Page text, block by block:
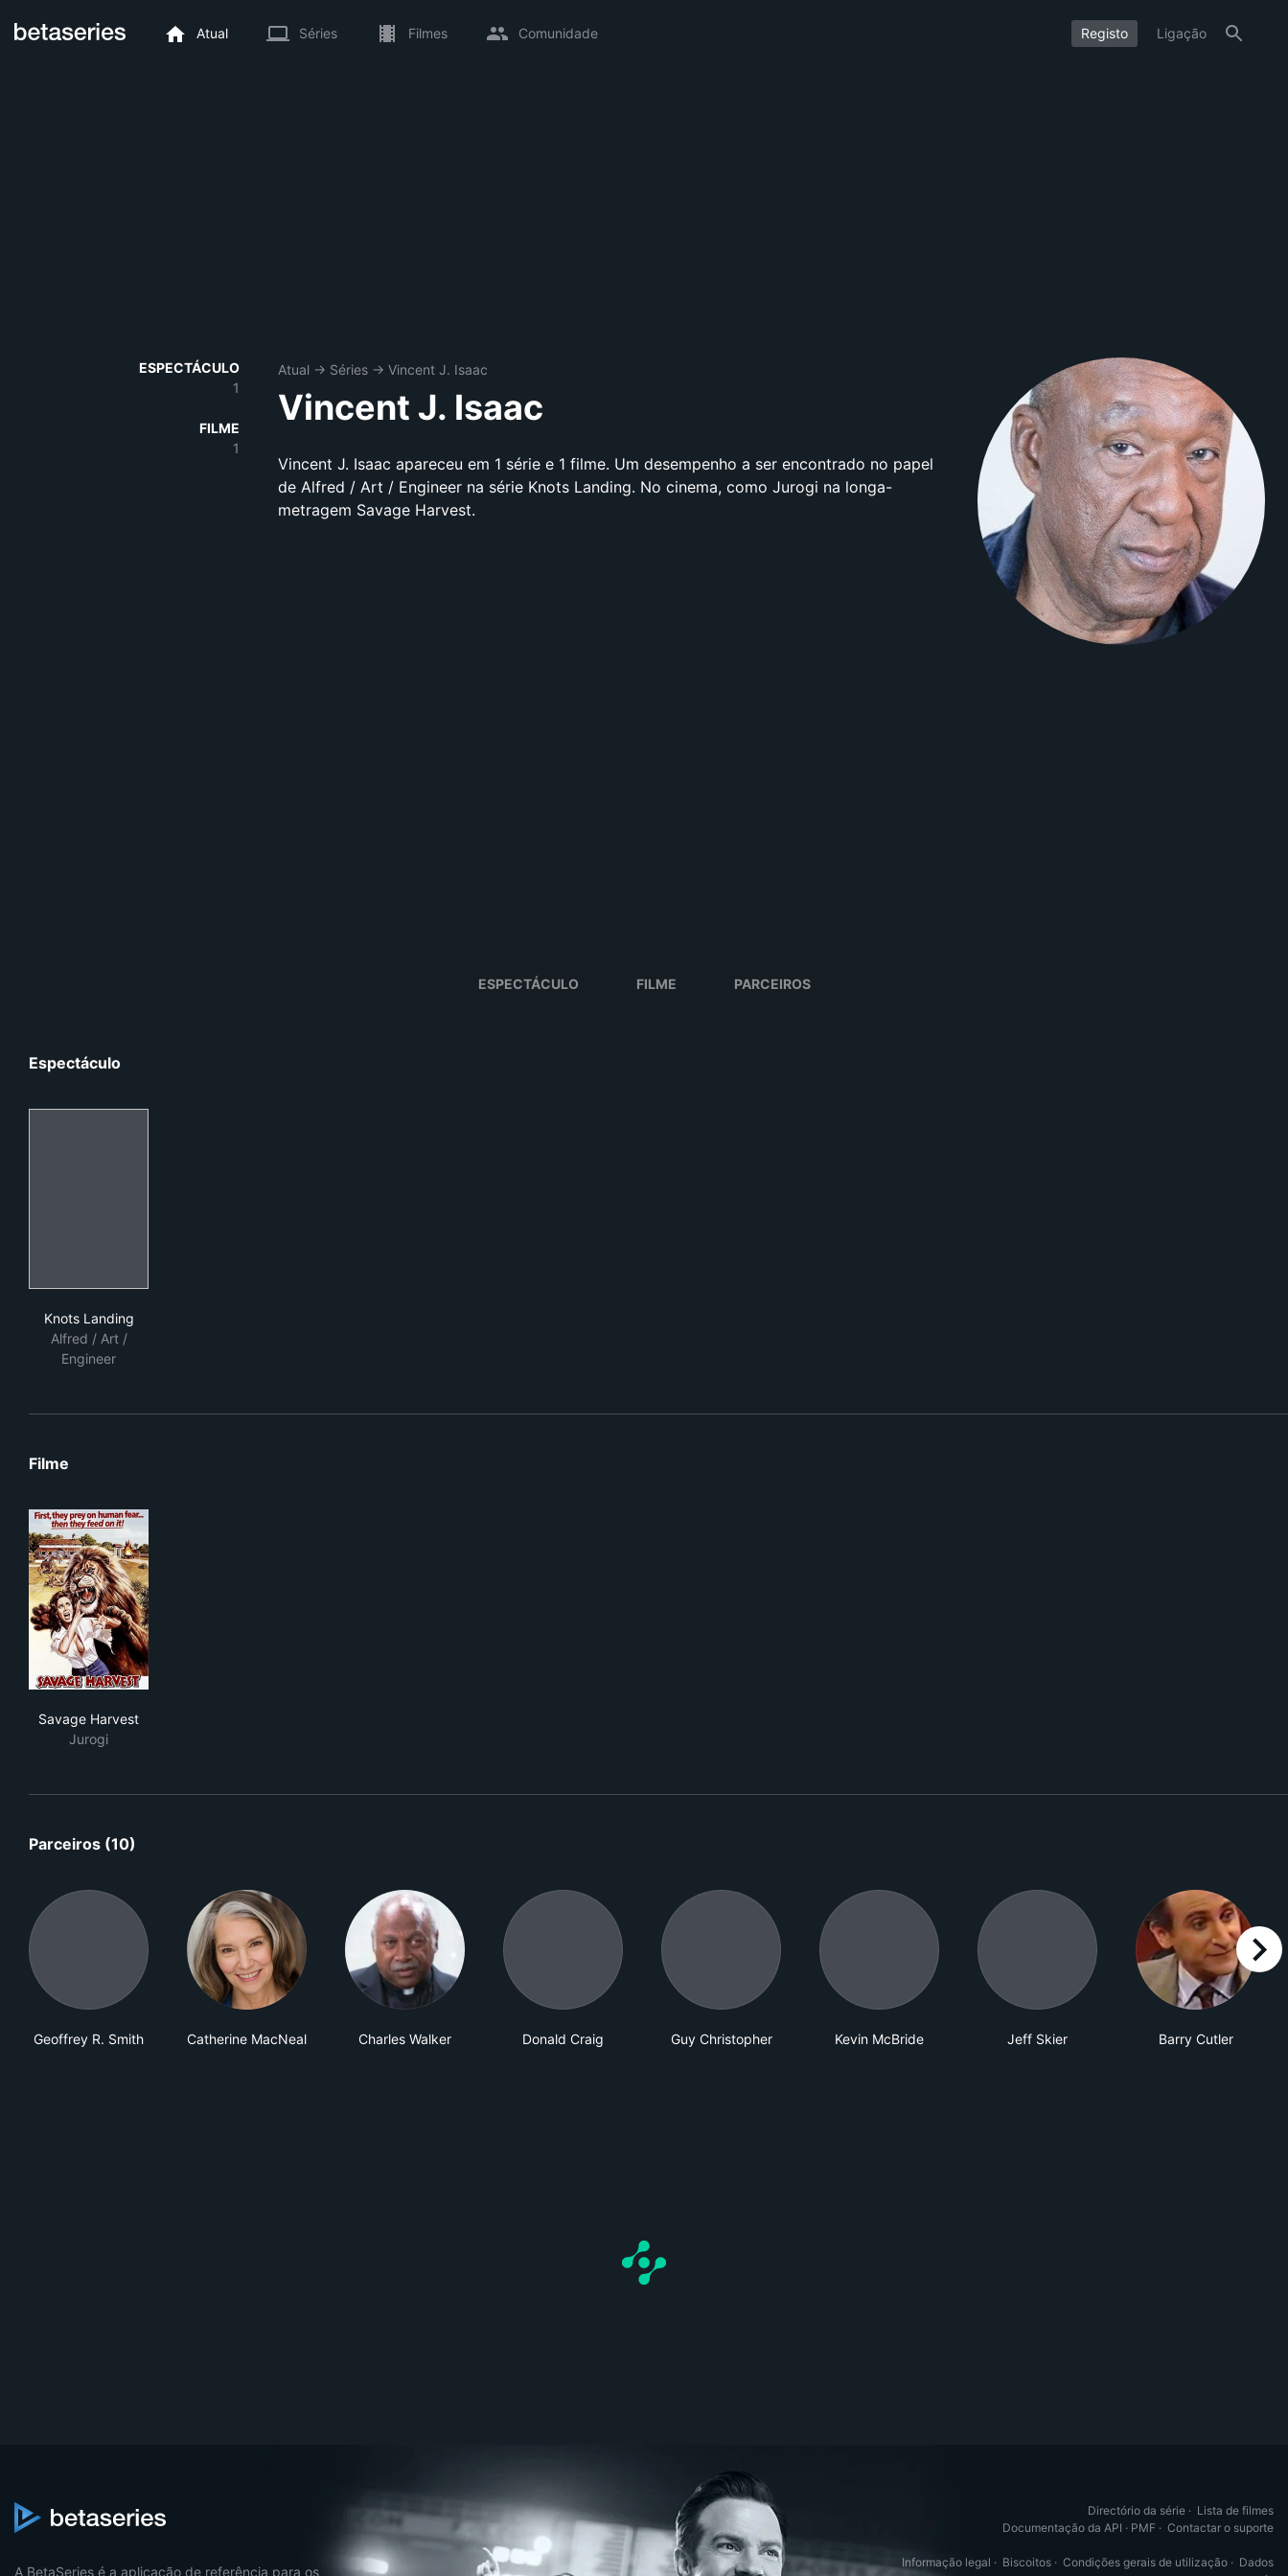
Atual Séries Filmes Comunidade Registo Ligação
ESPECTÁCULO
1
FILME
1
Atual → Séries → Vincent J. Isaac
Vincent J. Isaac
Vincent J. Isaac apareceu em 1 série e 1 filme. Um desempenho a ser encontrado no papel
de Alfred / Art / Engineer na série Knots Landing. No cinema, como Jurogi na longa-
metragem Savage Harvest.
ESPECTÁCULO FILME PARCEIROS
Espectáculo
Knots Landing
Alfred / Art /
Engineer
Filme
Savage Harvest
Jurogi
Parceiros (10)
Geoffrey R. Smith Catherine MacNeal Charles Walker Donald Craig Guy Christopher Kevin McBride Jeff Skier Barry Cutler
right
A BetaSeries é a aplicação de referência para os
Directório da série · Lista de filmes
Documentação da API · PMF · Contactar o suporte
Informação legal · Biscoitos · Condições gerais de utilização · Dados